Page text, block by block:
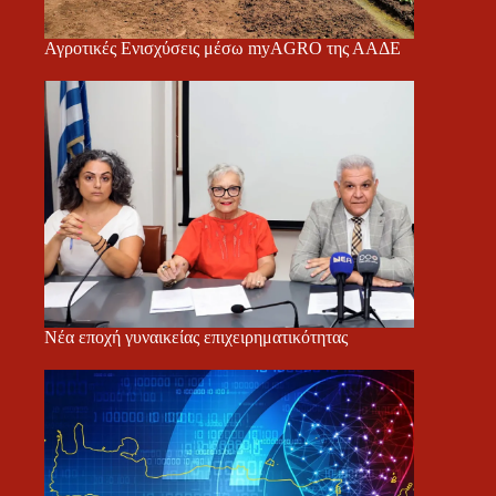
Αγροτικές Ενισχύσεις μέσω myAGRO της ΑΑΔΕ
Νέα εποχή γυναικείας επιχειρηματικότητας